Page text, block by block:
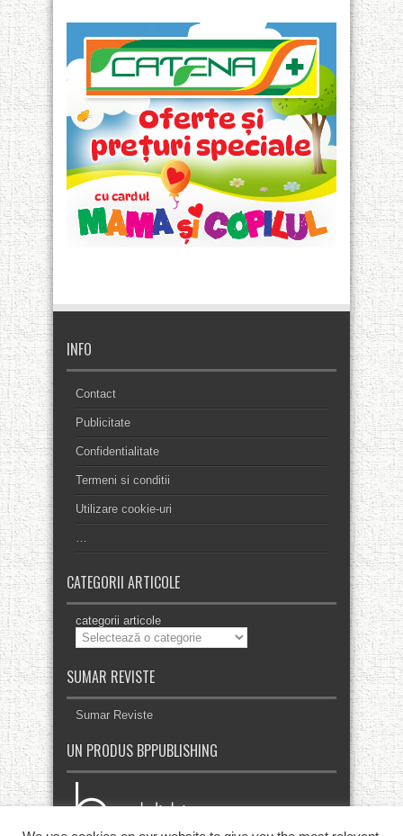
INFO
Contact
Publicitate
Confidentialitate
Termeni si conditii
Utilizare cookie-uri
…
CATEGORII ARTICOLE
categorii articole
SUMAR REVISTE
Sumar Reviste
UN PRODUS BPPUBLISHING